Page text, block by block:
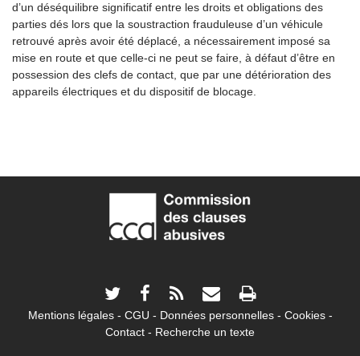
d’un déséquilibre significatif entre les droits et obligations des
parties dés lors que la soustraction frauduleuse d’un véhicule
retrouvé après avoir été déplacé, a nécessairement imposé sa
mise en route et que celle-ci ne peut se faire, à défaut d’être en
possession des clefs de contact, que par une détérioration des
appareils électriques et du dispositif de blocage.
Mentions légales CGU Données personnelles
Cookies
Contact
Recherche un texte